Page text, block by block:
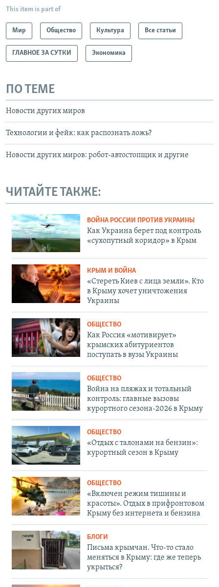
This item is part of
Мир Общество Культура Все статьи
ГЛАВНОЕ ЗА СУТКИ Экономика
ПО ТЕМЕ
Новости других миров
Технологии и фейк: как распознать ложь?
Новости других миров: робот-автостопщик и другие
ЧИТАЙТЕ ТАКЖЕ:
ВОЙНА РОССИИ ПРОТИВ УКРАИНЫ
Как Украина берет под контроль
«сухопутный коридор» в Крым
КРЫМ И ВОЙНА
«Стереть Киев с лица земли». Кто
в Крыму хочет уничтожения
Украины
ОБЩЕСТВО
Как Россия «мотивирует»
крымских абитуриентов
поступать в вузы Украины
ОБЩЕСТВО
Война на пляжах и тотальный
контроль: главные вызовы
курортного сезона-2026 в Крыму
ОБЩЕСТВО
«Отдых с талонами на бензин»:
курортный сезон в Крыму
ОБЩЕСТВО
«Включен режим тишины и
красоты». Отдых в прифронтовом
Крыму без интернета и бензина
БЛОГИ
Письма крымчан. Что-то стало
меняться в Крыму: где же теперь
укрыться?